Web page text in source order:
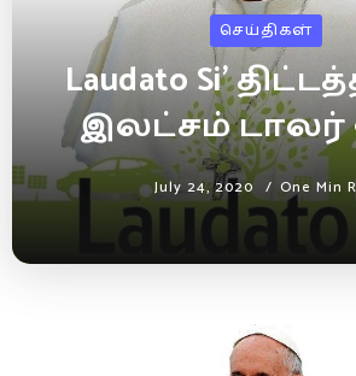
செய்திகள்
Laudato Si’
இலட்சம் டாலர்
July 24, 2020 One Min